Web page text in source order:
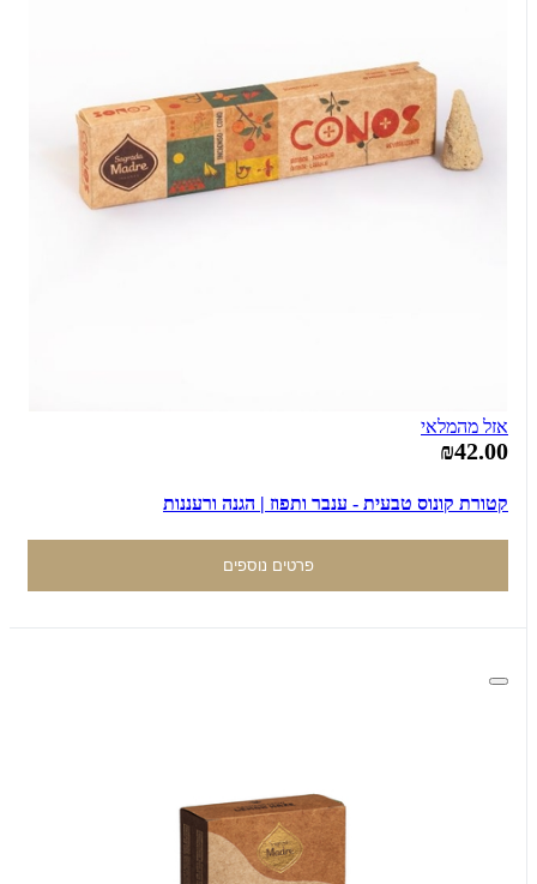
אזל מהמלאי
₪42.00
קטורת קונוס טבעית - ענבר ותפוז | הגנה ורעננות
פרטים נוספים